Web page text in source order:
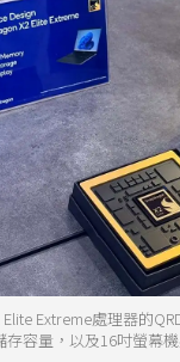
Extreme處理器的
存容量，以及16吋螢幕